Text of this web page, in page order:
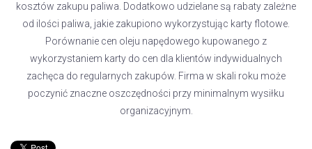
kosztów zakupu paliwa. Dodatkowo udzielane są rabaty zależne
od ilości paliwa, jakie zakupiono wykorzystując karty flotowe.
Porównanie cen oleju napędowego kupowanego z
wykorzystaniem karty do cen dla klientów indywidualnych
zachęca do regularnych zakupów. Firma w skali roku może
poczynić znaczne oszczędności przy minimalnym wysiłku
organizacyjnym.